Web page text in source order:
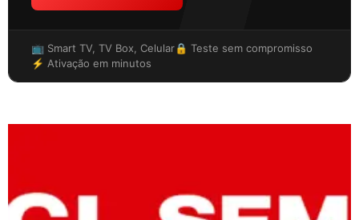
📺 Smart TV, TV Box, Celular🔒 Teste sem compromisso
⚡ Ativação em minutos